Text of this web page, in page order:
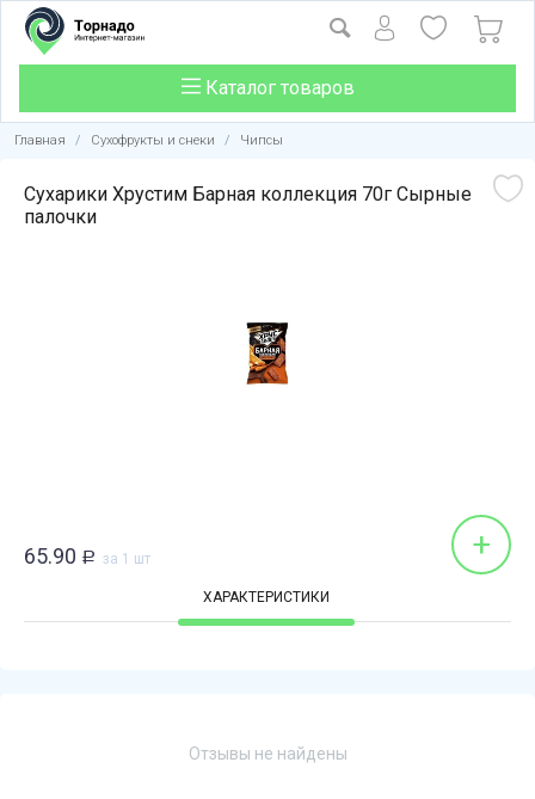
Каталог товаров
Главная / Сухофрукты и снеки / Чипсы
Сухарики Хрустим Барная коллекция 70г Сырные
палочки
65.90 Р за 1 шт +
ХАРАКТЕРИСТИКИ
Отзывы не найдены